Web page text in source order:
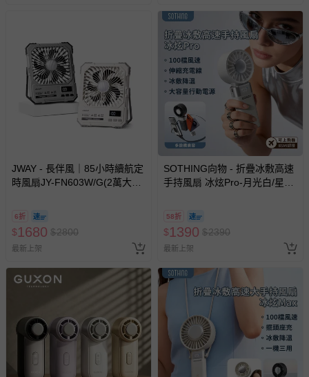
JWAY - 長伴風｜85小時續航定
時風扇JY-FN603W/G(2萬大電
6折
$1680 $2800
最新上架
SOTHING向物 - 折疊冰敷高速
手持風扇 冰炫Pro-月光白/星空
58折
$1390 $2390
最新上架